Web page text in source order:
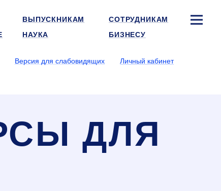
ВЫПУСКНИКАМ
СОТРУДНИКАМ
НАУКА БИЗНЕСУ
Версия для слабовидящих
Личный кабинет
ДЛЯ